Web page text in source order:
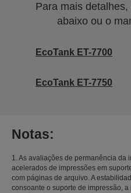
Para mais
abaixo ou o
EcoTank ET-7700
EcoTank ET-7750
Notas:
1. As avaliações de permanência da
acelerados de impressões em
com páginas de arquivo. A
consoante o suporte de impressão,